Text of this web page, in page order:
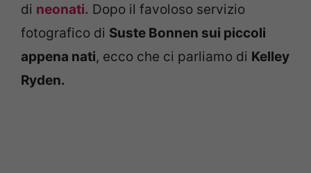
di neonati. Dopo il favoloso servizio
fotografico di Suste Bonnen sui piccoli
appena nati, ecco che ci parliamo di Kelley
Ryden.